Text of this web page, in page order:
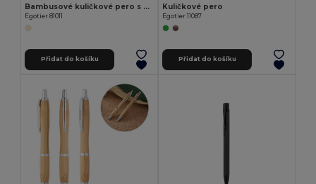
Bambusové kuličkové pero s klipem a kovovými detaily
Egotier 81011
Přidat do košíku
Kuličkové pero
Egotier 11087
Přidat do košíku